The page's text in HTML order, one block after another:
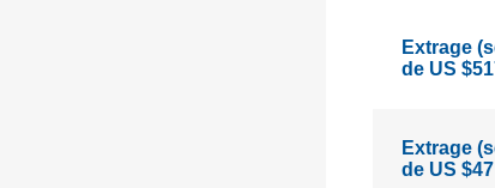
Extrage
de US
Extrage
de US